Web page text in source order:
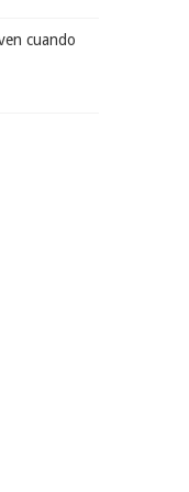
cuando